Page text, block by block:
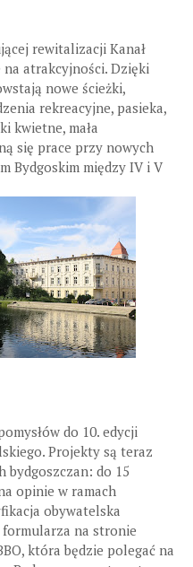
rewitalizacji Kanał
atrakcyjności. Dzięki
nowe ścieżki,
rekreacyjne, pasieka,
kwietne, mała
się prace przy nowych
Bydgoskim między IV i V
do 10. edycji
Projekty są teraz
bydgoszczan: do 15
opinie w ramach
obywatelska
formularza na stronie
która będzie polegać na